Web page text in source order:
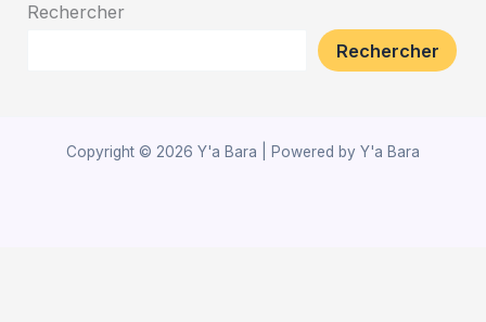
Rechercher
Rechercher
Copyright © 2026 Y'a Bara | Powered by Y'a Bara